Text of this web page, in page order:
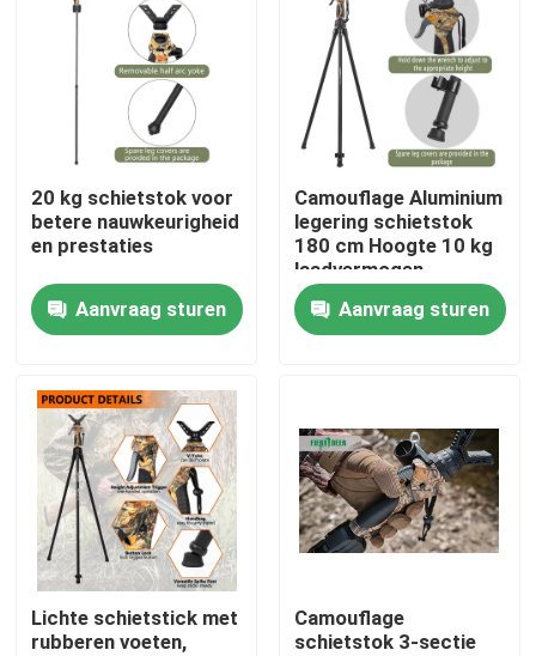
Producten
VR-show
Over ons
Fabrieksreis
Kwaliteitscontrole
Contacteer ons
Vraag een offerte aan
Jachtbeugel
20 kg schietstok voor
betere nauwkeurigheid
en prestaties
Aanvraag sturen
Camouflage Aluminium
legering schietstok
180 cm Hoogte 10 kg
laadvermogen
Aanvraag sturen
Lichte schietstick met
rubberen voeten,
Camouflage
schietstok 3-sectie